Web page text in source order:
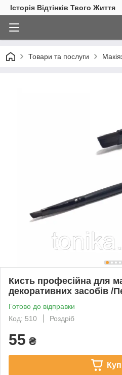
Історія Відтінків Твого Життя
Товари та послуги
Кисть професійна для
декоративних засобів /
Готово до відправки
Код: 510
Роздріб
55 ₴